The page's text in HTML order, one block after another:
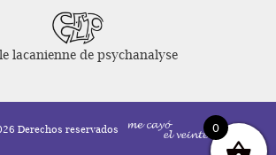
lacanienne de psychanalyse
Derechos reservados 0